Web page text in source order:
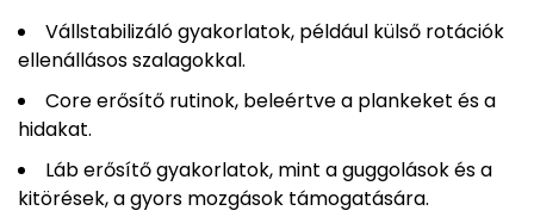
Vállstabilizáló gyakorlatok, például külső rotációk
ellenállásos szalagokkal.
Core erősítő rutinok, beleértve a plankeket és a
hidakat.
Láb erősítő gyakorlatok, mint a guggolások és a
kitörések, a gyors mozgások támogatására.